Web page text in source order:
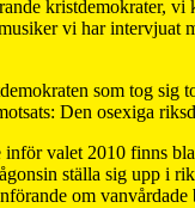
kristdemokrater, vi
vi har intervjuat
som tog sig
Den osexiga
valet 2010 finns
ställa sig upp i
om vanvårdade